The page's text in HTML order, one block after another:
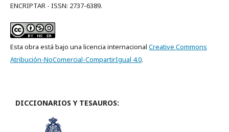
ENCRIPTAR - ISSN: 2737-6389.
Esta obra está bajo una licencia internacional Creative Commons
Atribución-NoComercial-CompartirIgual 4.0.
DICCIONARIOS Y TESAUROS: